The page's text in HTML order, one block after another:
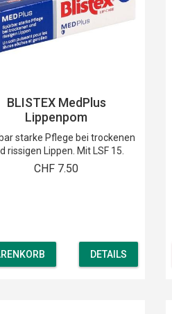
BLISTEX MedPlus
Lippenpom
starke Pflege bei trockenen
rissigen Lippen. Mit LSF 15.
CHF 7.50
DETAILS